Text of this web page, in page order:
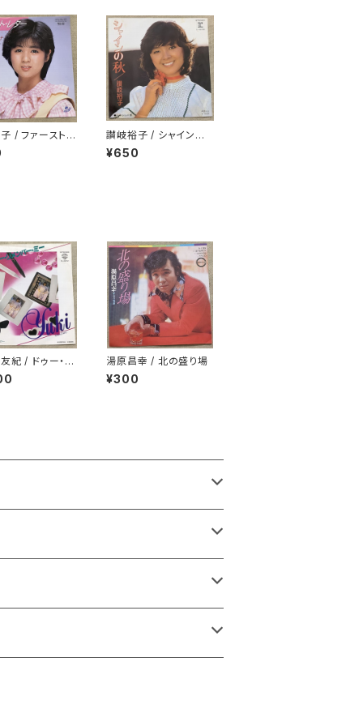
/ ファースト・
讃岐裕子 / シャインの
秋
¥650
紀 / ドゥー・ユ
バー・ミー
湯原昌幸 / 北の盛り場
¥300